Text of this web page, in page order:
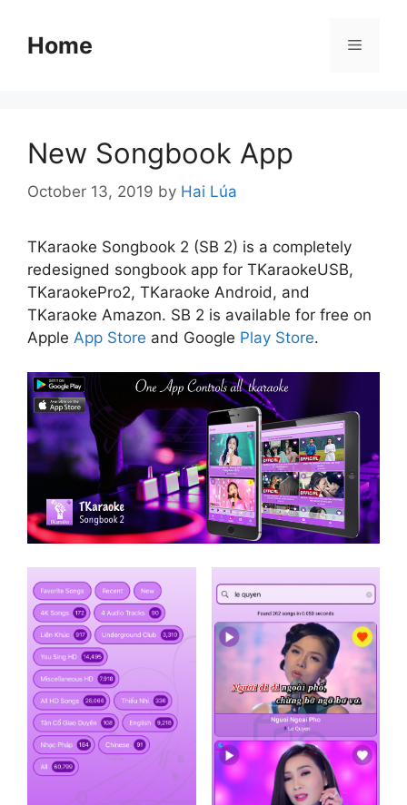
contentHome Menu
New Songbook App
October 13, 2019 by Hai Lúa
TKaraoke Songbook 2 (SB 2) is a completely
redesigned songbook app for TKaraokeUSB,
TKaraokePro2, TKaraoke Android, and
TKaraoke Amazon. SB 2 is available for free on
Apple App Store and Google Play Store.